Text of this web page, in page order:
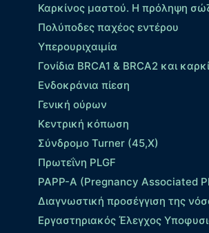
Καρκίνος μαστού. Η πρόληψη
Πολύποδες παχέος εντέρου
Yπερουριχαιμία
Γονίδια BRCA1 & BRCA2 και
Ενδοκράνια πίεση
Γενική ούρων
Κεντρική κόπωση
Σύνδρομο Turner (45,X)
Πρωτεΐνη PLGF
PAPP-A (Pregnancy Associated
Διαγνωστική προσέγγιση της
Εργαστηριακός Έλεγχος